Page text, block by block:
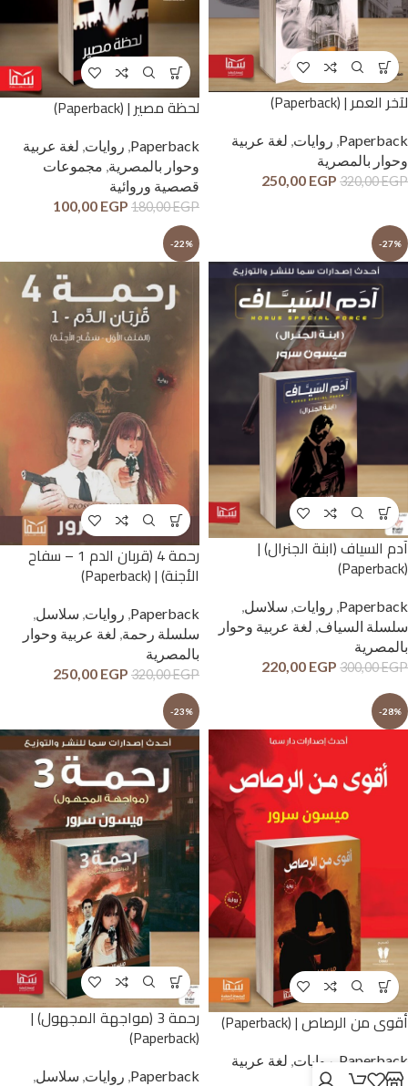
لآخر العمر | (Paperback)
Paperback
, روايات, لغة عربية
وحوار بالمصرية
320,00EGP
250,00 EGP
لحظة مصير | (Paperback)
Paperback
, روايات, لغة عربية
وحوار بالمصرية, مجموعات
قصصية وروائية
180,00EGP
100,00 EGP
-27%
آدم السياف (ابنة الجنرال) |
(Paperback)
Paperback
, روايات, سلاسل,
سلسلة السياف, لغة عربية وحوار
بالمصرية
300,00EGP
220,00 EGP
-22%
رحمة 4 (قربان الدم 1 – سفاح
الأجنة) | (Paperback)
Paperback
, روايات, سلاسل,
سلسلة رحمة, لغة عربية وحوار
بالمصرية
320,00EGP
250,00 EGP
-28%
أقوى من الرصاص | (Paperback)
Paperback روايات, لغة عربية
وحوار بالمصرية
-23%
رحمة 3 (مواجهة المجهول) |
(Paperback)
Paperback روايات سلاسل